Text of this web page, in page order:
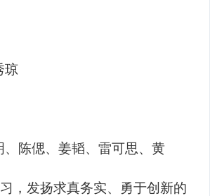
琼
陈偲、姜韬、雷可思、黄
，发扬求真务实、勇于创新的